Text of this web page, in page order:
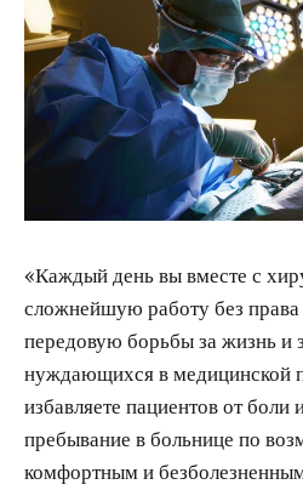
«Каждый день вы вместе с
сложнейшую работу без
передовую борьбы за жизнь и
нуждающихся в
избавляете пациентов от боли
пребывание в больнице по
комфортным и